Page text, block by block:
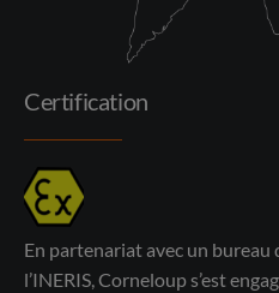
Certification
En partenariat avec un
l’INERIS, Corneloup s’est